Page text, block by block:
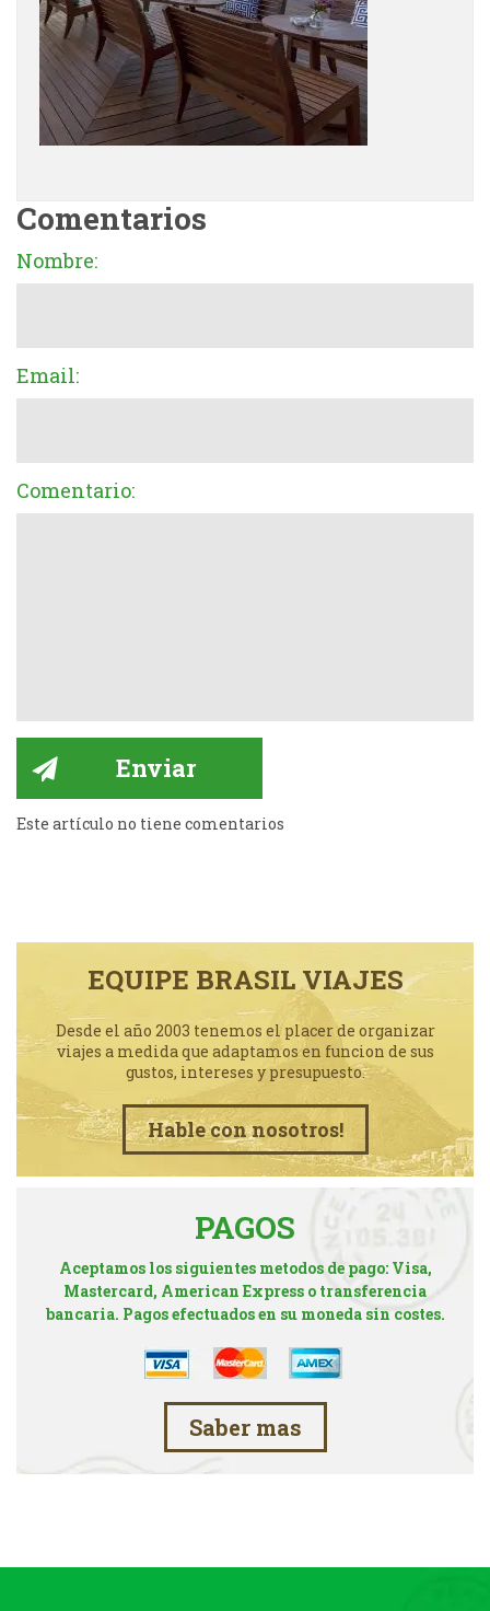
Comentarios
Nombre:
Email:
Comentario:
Este artículo no tiene comentarios
EQUIPE BRASIL VIAJES
Desde el año 2003 tenemos el placer de organizar
viajes a medida que adaptamos en funcion de sus
gustos, intereses y presupuesto.
Hable con nosotros!
PAGOS
Aceptamos los siguientes metodos de pago: Visa,
Mastercard, American Express o transferencia
bancaria. Pagos efectuados en su moneda sin costes.
Saber mas